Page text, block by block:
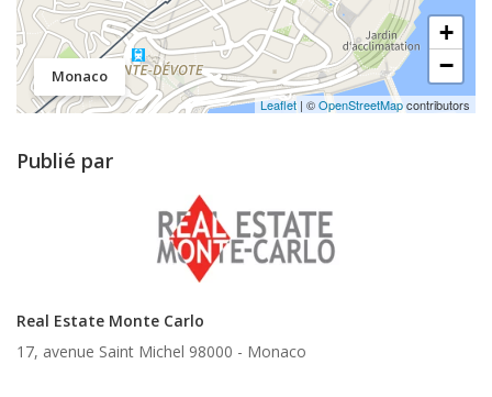
Monaco
+
−
Leaflet | ©OpenStreetMapcontributors
Publié par
Real Estate Monte Carlo
17, avenue Saint Michel 98000 - Monaco